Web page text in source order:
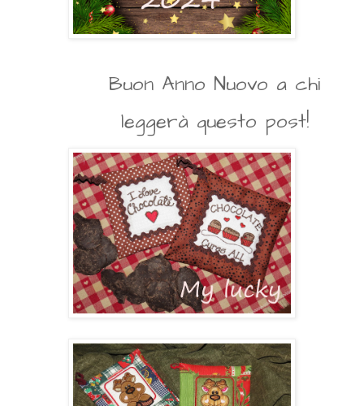
Buon Anno Nuovo a chi
leggerà questo post!